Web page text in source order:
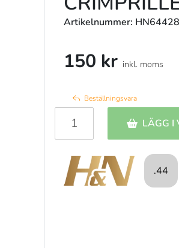
Artikelnummer:
150 kr inkl. moms
Beställningsvara
LÄGG I
.44